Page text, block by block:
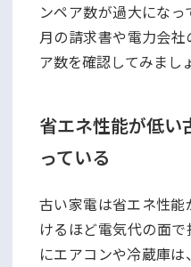
ンペア数が過大にな
月の請求書や電力会
ア数を確認してみまし
省エネ性能が低い
っている
古い家電は省エネ性
けるほど電気代の面
にエアコンや冷蔵庫